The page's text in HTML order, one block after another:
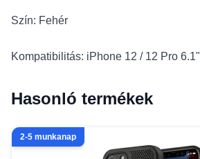
Szín: Fehér
Kompatibilitás: iPhone 12 / 12 Pro 6.1"
Hasonló termékek
2-5 munkanap